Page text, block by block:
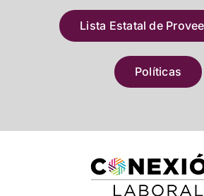
Lista Estatal de
Políticas